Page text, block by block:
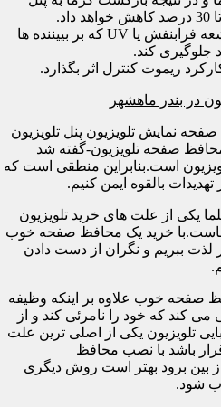
یک محافظ خوب باید از اشعه فرابنفش یا UV که بر بییننده ها
جلوگیری کند.
ریموت کنترل اثر بگذارد.
در بندر ماهشهر
نمایش تلویزیون پنل تلویزیون
صفحه تلویزیون-گفته شد
است.بنابراین منطقی است که
تهدیدات بالقوه ایمن کنیم.
یکی از علت های خرید تلویزیون
خرید یک محافظ صفحه خوب
لذت ببریم و نگران از دست دادن
صفحه خوب علاوه بر اینکه وظیفه
کند که خود را نامرئی کند و از
تلویزیون یکی از اصلی ترین علت
باشد با نصب محافظ
بین برود بهتر است روش دیگری
شود.